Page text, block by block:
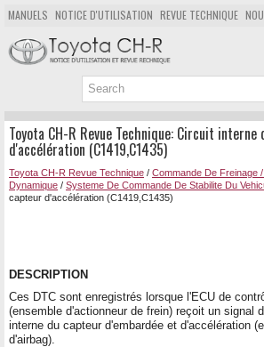
MANUELS NOTICE D'UTILISATION REVUE TECHNIQUE
POPULAIRE
PLAN DU SITE CHERCHER
Toyota CH-R Revue Technique: Circuit interne
d'accélération (C1419,C1435)
Toyota CH-R Revue Technique / Commande De Freinage
Dynamique / Systeme De Commande De Stabilite Du
capteur d'accélération (C1419,C1435)
DESCRIPTION
Ces DTC sont enregistrés lorsque l'ECU de
(ensemble d'actionneur de frein) reçoit un signal
interne du capteur d'embardée et d'accélération
d'airbag).